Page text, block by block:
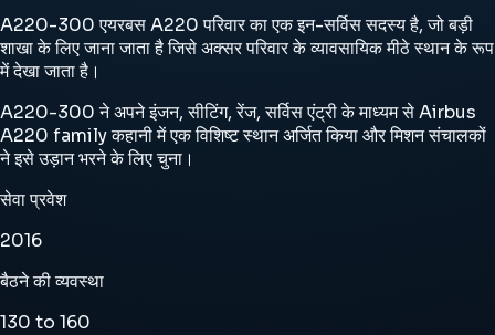
A220-300 एयरबस A220 परिवार का एक इन-सर्विस सदस्य है, जो बड़ी
शाखा के लिए जाना जाता है जिसे अक्सर परिवार के व्यावसायिक मीठे स्थान के रूप
में देखा जाता है।
A220-300 ने अपने इंजन, सीटिंग, रेंज, सर्विस एंट्री के माध्यम से Airbus
A220 family कहानी में एक विशिष्ट स्थान अर्जित किया और मिशन संचालकों
ने इसे उड़ान भरने के लिए चुना।
सेवा प्रवेश
2016
बैठने की व्यवस्था
130 to 160